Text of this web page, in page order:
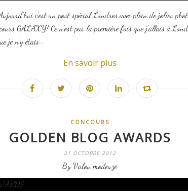
c'est un post spécial Londres avec plein de jolies
GALAXY! Ce n'est pas la première fois que j'allais à
je n'y étais...
En savoir plus
CONCOURS
GOLDEN BLOG AWARDS
21 OCTOBRE 2012
By Valou modeuze